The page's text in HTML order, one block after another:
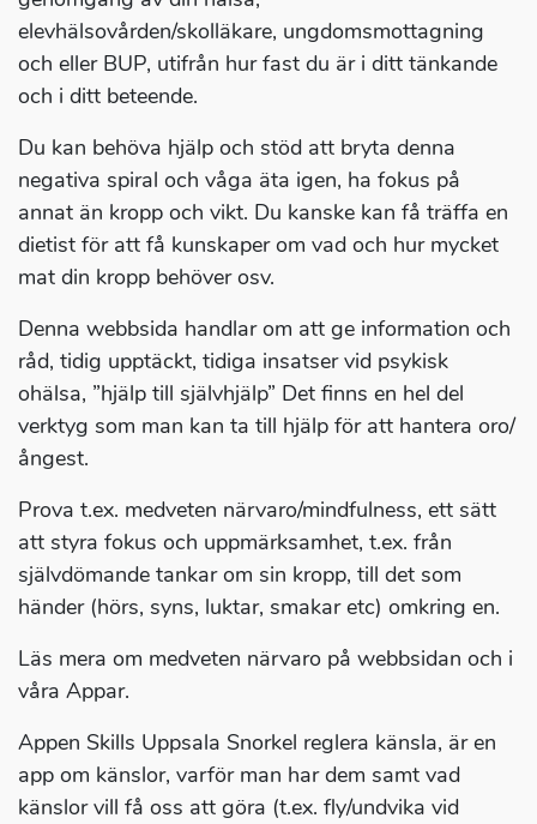
elevhälsovården/skolläkare, ungdomsmottagning
och eller BUP, utifrån hur fast du är i ditt tänkande
och i ditt beteende.
Du kan behöva hjälp och stöd att bryta denna
negativa spiral och våga äta igen, ha fokus på
annat än kropp och vikt. Du kanske kan få träffa en
dietist för att få kunskaper om vad och hur mycket
mat din kropp behöver osv.
Denna webbsida handlar om att ge information och
råd, tidig upptäckt, tidiga insatser vid psykisk
ohälsa, ”hjälp till självhjälp” Det finns en hel del
verktyg som man kan ta till hjälp för att hantera oro/
ångest.
Prova t.ex. medveten närvaro/mindfulness, ett sätt
att styra fokus och uppmärksamhet, t.ex. från
självdömande tankar om sin kropp, till det som
händer (hörs, syns, luktar, smakar etc) omkring en.
Läs mera om medveten närvaro på webbsidan och i
våra Appar.
Appen Skills Uppsala Snorkel reglera känsla, är en
app om känslor, varför man har dem samt vad
känslor vill få oss att göra (t.ex. fly/undvika vid